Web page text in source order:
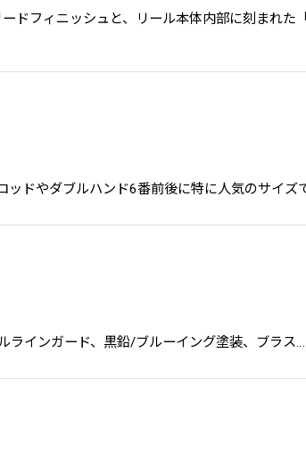
ドフィニッシュと、リール本体内部に刻まれた
ドやダブルハンド6番前後に特に人気のサイズ
ラインガード、黒鉛/ブルーイング塗装、ブラス…